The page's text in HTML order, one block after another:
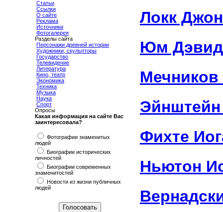
Статьи
Ссылки
О сайте
Реклама
Источники
Фотогалерея
Разделы сайта
Персонажи древней истории
Художники, скульпторы
Государство
Телевидение
Литература
Кино, театр
Экономика
Техника
Музыка
Наука
Спорт
Опросы
Какая информация на сайте Вас
заинтересовала?
Фотографии знаменитых
людей
Биографии исторических
личностей
Биографии современных
знаменитостей
Новости из жизни публичных
людей
Локк Джон
Юм Дэвид
Фихте
Ньютон